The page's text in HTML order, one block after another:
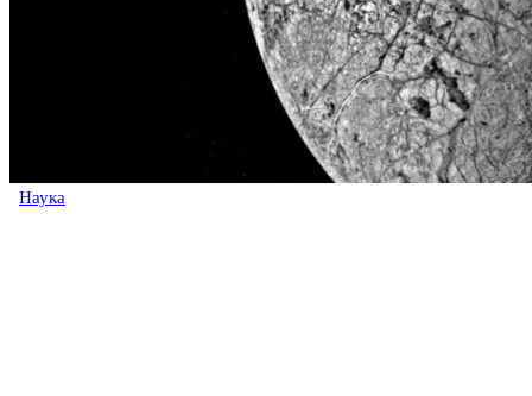
Наука